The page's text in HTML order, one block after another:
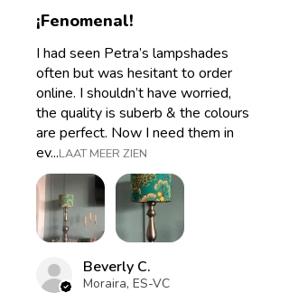
¡Fenomenal!
I had seen Petra’s lampshades
often but was hesitant to order
online. I shouldn’t have worried,
the quality is suberb & the colours
are perfect. Now I need them in
ev...LAAT MEER ZIEN
Beverly C.
Moraira, ES-VC